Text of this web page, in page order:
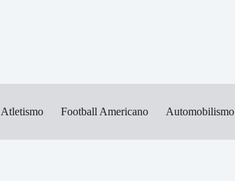
Atletismo Football Americano Automobilismo